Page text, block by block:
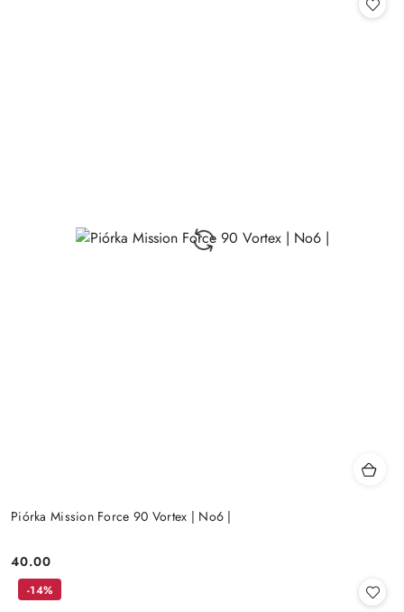
Piórka Mission Force 90 Vortex | No6 |
Cena:
40.00
-14%